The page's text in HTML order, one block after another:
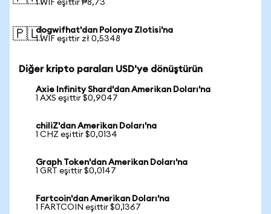
1 WIF eşittir ₱8,73
🇵🇱dogwifhat'dan Polonya Zlotisi'na
1 WIF eşittir zł 0,5348
Diğer kripto paraları USD'ye dönüştürün
Axie Infinity Shard'dan Amerikan Doları'na
1 AXS eşittir $0,9047
chiliZ'dan Amerikan Doları'na
1 CHZ eşittir $0,0134
Graph Token'dan Amerikan Doları'na
1 GRT eşittir $0,0147
Fartcoin'dan Amerikan Doları'na
1 FARTCOIN eşittir $0,1367